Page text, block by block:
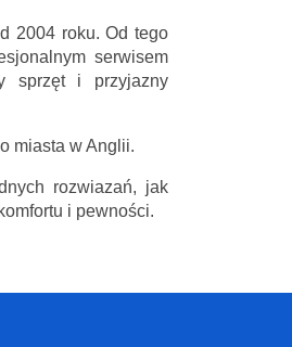
2004 roku. Od tego
serwisem
sprzęt i przyjazny
miasta w Anglii.
rozwiazań, jak
i pewności.